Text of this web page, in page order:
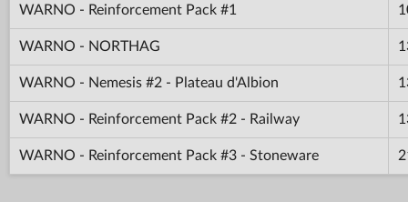
WARNO - Reinforcement Pack #1
WARNO - NORTHAG
WARNO - Nemesis #2 - Plateau d'Albion
WARNO - Reinforcement Pack #2 - Railway
WARNO - Reinforcement Pack #3 - Stoneware